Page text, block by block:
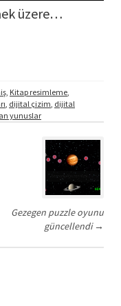
üzere…
, Kitap resimleme,
, dijital çizim, dijital
yunuslar
Gezegen puzzle oyunu
güncellendi→